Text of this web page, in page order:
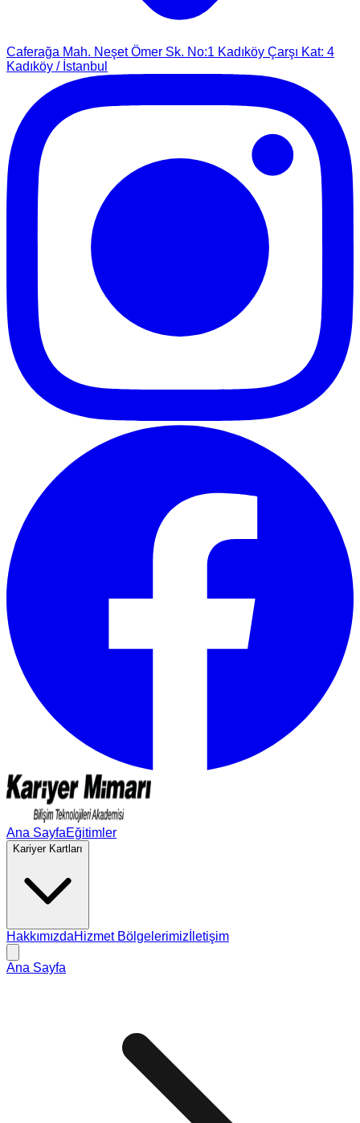
Caferağa Mah. Neşet Ömer Sk. No:1 Kadıköy Çarşı Kat: 4
Kadıköy / İstanbul
Ana SayfaEğitimler
Kariyer Kartları
HakkımızdaHizmet Bölgelerimiz İletişim
Ana Sayfa